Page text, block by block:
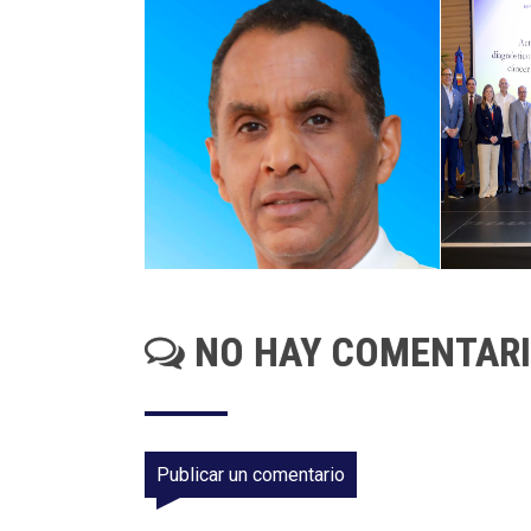
NO HAY
Publicar un comentario